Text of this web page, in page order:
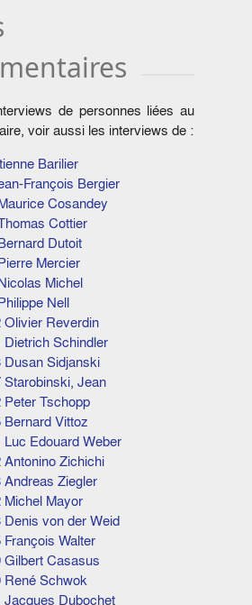
de personnes liées au
voir aussi les interviews de :
Barilier
François Bergier
Cosandey
Cottier
Dutoit
Mercier
Michel
Nell
Olivier Reverdin
Dietrich Schindler
Dusan Sidjanski
Starobinski, Jean
Peter Tschopp
Bernard Vittoz
Luc Edouard Weber
Antonino Zichichi
Andreas Ziegler
Michel Mayor
Denis von der Weid
François Walter
Gilbert Casasus
René Schwok
Jacques Dubochet